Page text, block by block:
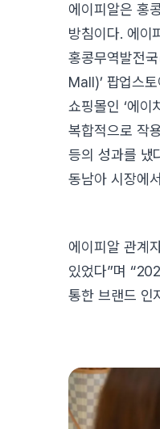
에이피알은 홍
방침이다. 에이
홍콩무역발전
Mall)’ 팝업스
쇼핑몰인 ‘에
복합적으로 작
등의 성과를 냈
동남아 시장에
에이피알 관계
있었다”며
통한 브랜드 인